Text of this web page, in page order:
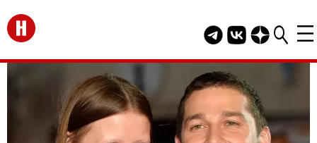
Перейти на главную
Telegram канал
Группа HELLO
Канал